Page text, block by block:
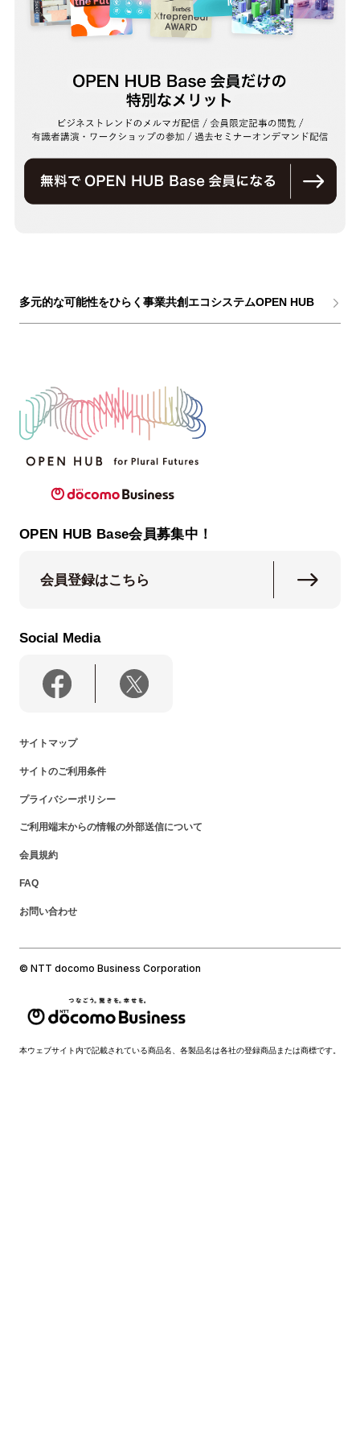
多元的な可能性をひらく事業共創エコシステムOPEN HUB
OPEN HUB Base会員募集中！
会員登録はこちら
Social Media
サイトマップ
サイトのご利用条件
プライバシーポリシー
ご利用端末からの情報の外部送信について
会員規約
FAQ
お問い合わせ
© NTT docomo Business Corporation
本ウェブサイト内で記載されている商品名、各製品名は各社の登録商品または商標です。